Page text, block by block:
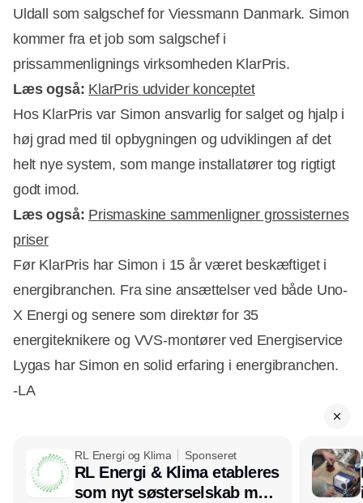
Uldall som salgschef for Viessmann Danmark. Simon
kommer fra et job som salgschef i
prissammenlignings virksomheden KlarPris.
Læs også: KlarPris udvider konceptet
Hos KlarPris var Simon ansvarlig for salget og hjalp i
høj grad med til opbygningen og udviklingen af det
helt nye system, som mange installatører tog rigtigt
godt imod.
Læs også: Prismaskine sammenligner grossisternes
priser
Før KlarPris har Simon i 15 år været beskæftiget i
energibranchen. Fra sine ansættelser ved både Uno-
X Energi og senere som direktør for 35
energiteknikere og VVS-montører ved Energiservice
Lygas har Simon en solid erfaring i energibranchen.
-LA
RL Energi og Klima Sponseret
RL Energi & Klima etableres
som nyt søsterselskab med